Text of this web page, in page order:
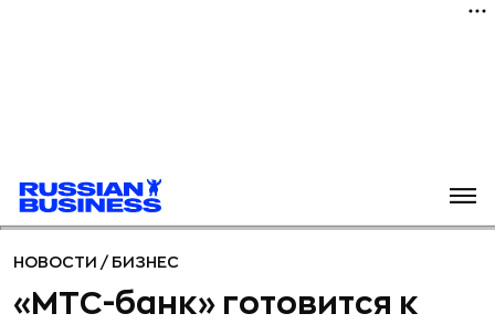
НОВОСТИ / БИЗНЕС
«МТС-банк» готовится к